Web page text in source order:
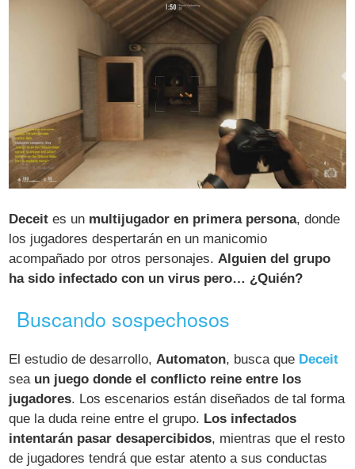
Deceit es un multijugador en primera persona, donde
los jugadores despertarán en un manicomio
acompañado por otros personajes. Alguien del grupo
ha sido infectado con un virus pero… ¿Quién?
Buscando sospechosos
El estudio de desarrollo,Automaton, busca que Deceit
sea un juego donde el conflicto reine entre los
jugadores. Los escenarios están diseñados de tal forma
que la duda reine entre el grupo. Los infectados
intentarán pasar desapercibidos, mientras que el resto
de jugadores tendrá que estar atento a sus conductas